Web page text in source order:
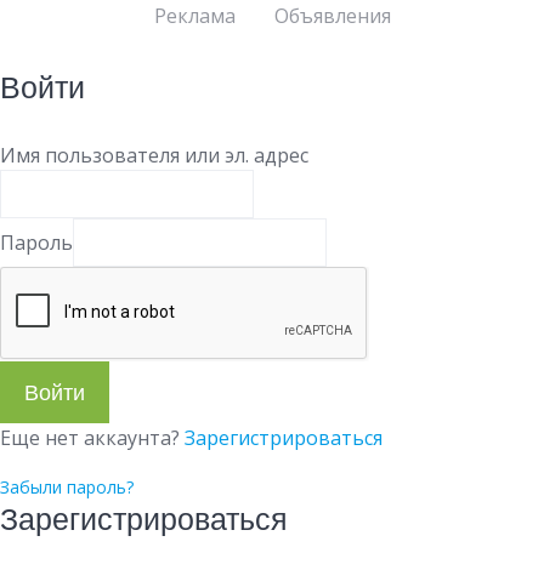
Реклама
Объявления
Войти
Имя пользователя или эл. адрес
Пароль
Войти
Еще нет аккаунта? Зарегистрироваться
Забыли пароль?
Зарегистрироваться